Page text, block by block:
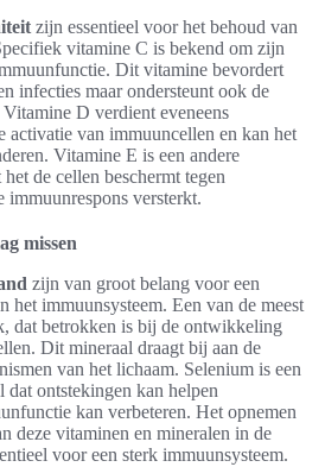
zijn essentieel voor het behoud van
vitamine C is bekend om zijn
Dit vitamine bevordert
infecties maar ondersteunt ook de
D verdient eveneens
activatie van immuuncellen en kan het
Vitamine E is een andere
de cellen beschermt tegen
immuunrespons versterkt.
missen
zijn van groot belang voor een
het immuunsysteem. Een van de meest
dat betrokken is bij de ontwikkeling
Dit mineraal draagt bij aan de
van het lichaam. Selenium is een
ontstekingen kan helpen
kan verbeteren. Het opnemen
deze vitaminen en mineralen in de
voor een sterk immuunsysteem.